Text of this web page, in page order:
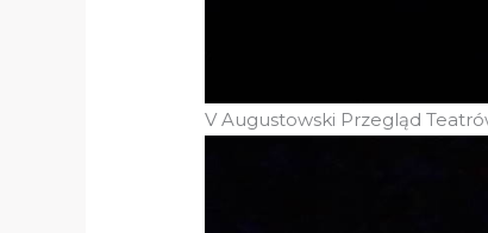
V Augustowski Przegląd